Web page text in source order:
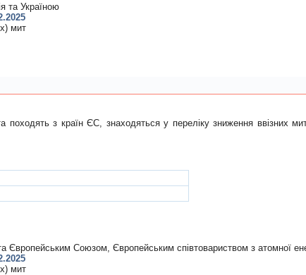
та Україною
мит
з країн ЄС, знаходяться у переліку зниження ввізних
Європейським Союзом, Європейським спiвтовариством з атомної
мит